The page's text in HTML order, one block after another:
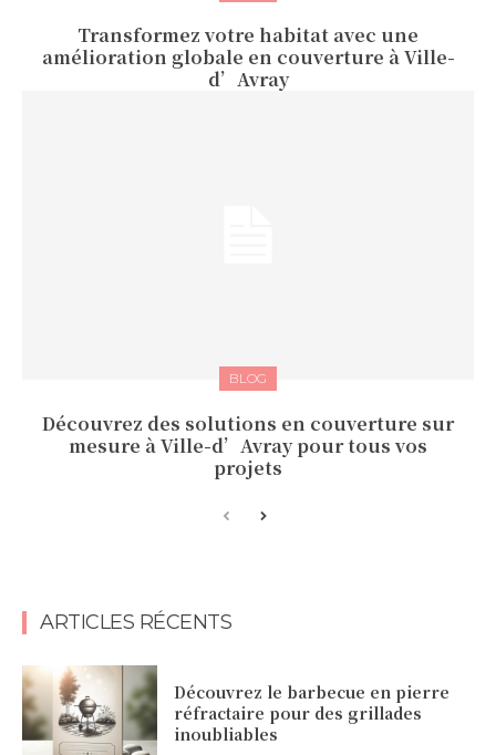
Transformez votre habitat avec une
amélioration globale en couverture à Ville-
d’Avray
BLOG
Découvrez des solutions en couverture sur
mesure à Ville-d’Avray pour tous vos
projets
ARTICLES RÉCENTS
Découvrez le barbecue en pierre
réfractaire pour des grillades
inoubliables